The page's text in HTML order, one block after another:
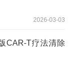
2026-03-03
CAR-T疗法清除